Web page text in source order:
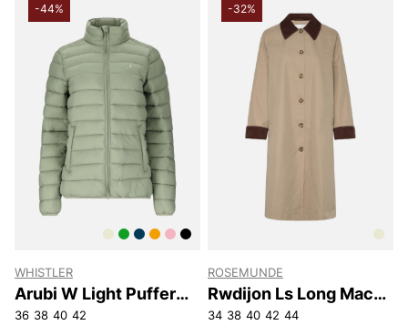
-44%
WHISTLER
Arubi W Light Puffer
Jacket
36 38 40 42
-32%
ROSEMUNDE
Rwdijon Ls Long Mac
Coat
34 38 40 42 44